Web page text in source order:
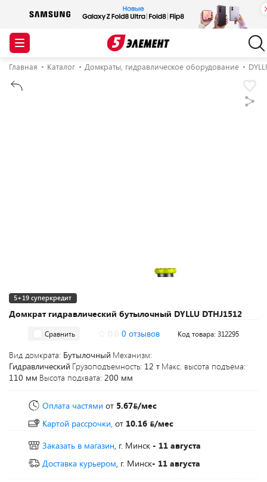
Главная Каталог Домкраты, гидравлическое оборудование
Домкрат гидравлический бутылочный DYLLU DTHJ1512
5+19 суперкредит
Сравнить 0 отзывов Код товара: 312295
Вид домкрата: Бутылочный Механизм:
Гидравлический Грузоподъемность: 12 т Макс. высота подъема:
110 мм Высота подхвата: 200 мм
Оплата частями от 5.67 /мес
Картой рассрочки, от 10.16
/мес
Заказать в магазин, г. Минск - 11 августа
Доставка курьером, г. Минск- 11 августа